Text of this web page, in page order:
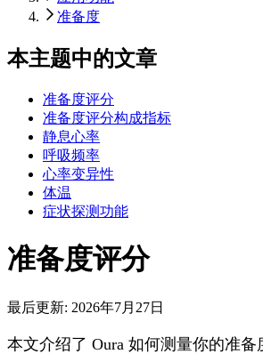
准备度
本主题中的文章
准备度评分
准备度评分构成指标
静息心率
呼吸频率
心率变异性
体温
症状探测功能
准备度评分
最后更新: 2026年7月27日
本文介绍了 Oura 如何测量你的准备